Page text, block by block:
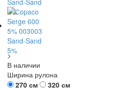
>
В наличии
Ширина рулона
270 см
320 см